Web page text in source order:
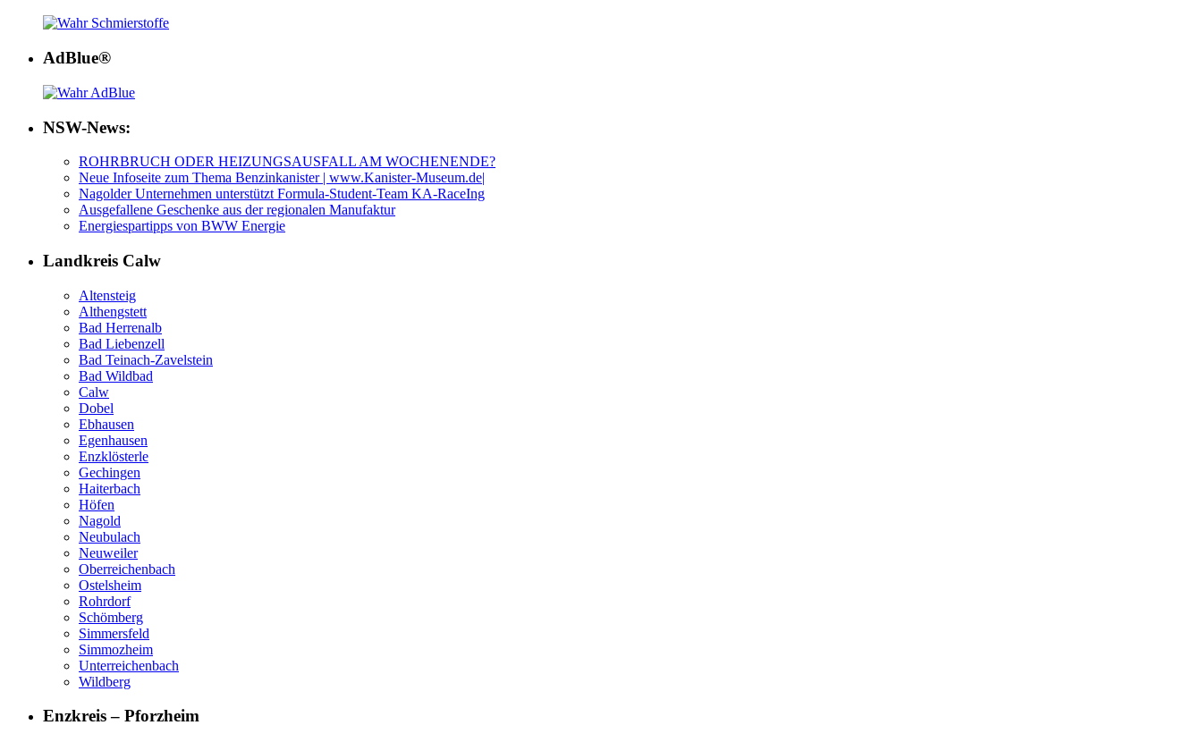
AdBlue®
NSW-News:
ROHRBRUCH ODER HEIZUNGSAUSFALL AM WOCHENENDE?
Neue Infoseite zum Thema Benzinkanister | www.Kanister-Museum.de|
Nagolder Unternehmen unterstützt Formula-Student-Team KA-RaceIng
Ausgefallene Geschenke aus der regionalen Manufaktur
Energiespartipps von BWW Energie
Landkreis Calw
Altensteig
Althengstett
Bad Herrenalb
Bad Liebenzell
Bad Teinach-Zavelstein
Bad Wildbad
Calw
Dobel
Ebhausen
Egenhausen
Enzklösterle
Gechingen
Haiterbach
Höfen
Nagold
Neubulach
Neuweiler
Oberreichenbach
Ostelsheim
Rohrdorf
Schömberg
Simmersfeld
Simmozheim
Unterreichenbach
Wildberg
Enzkreis – Pforzheim